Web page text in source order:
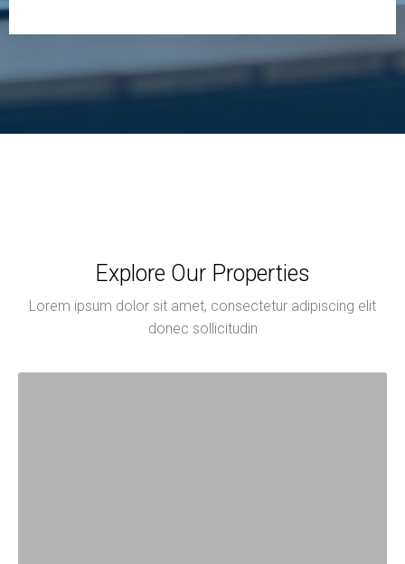
Explore Our Properties
Lorem ipsum dolor sit amet, consectetur adipiscing elit
donec sollicitudin